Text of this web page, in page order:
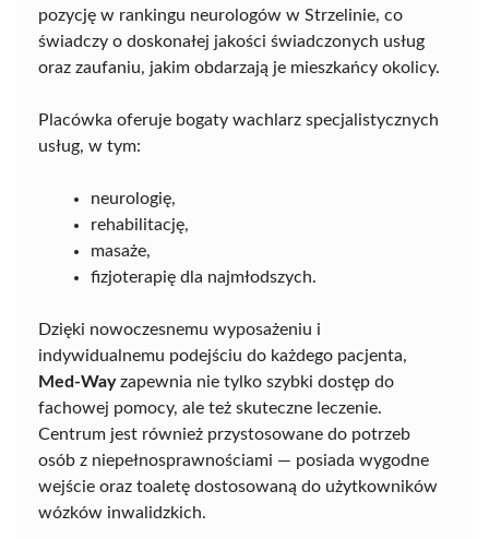
pozycję w rankingu neurologów w Strzelinie, co
świadczy o doskonałej jakości świadczonych usług
oraz zaufaniu, jakim obdarzają je mieszkańcy okolicy.
Placówka oferuje bogaty wachlarz specjalistycznych
usług, w tym:
neurologię,
rehabilitację,
masaże,
fizjoterapię dla najmłodszych.
Dzięki nowoczesnemu wyposażeniu i
indywidualnemu podejściu do każdego pacjenta,
Med-Wayzapewnia nie tylko szybki dostęp do
fachowej pomocy, ale też skuteczne leczenie.
Centrum jest również przystosowane do potrzeb
osób z niepełnosprawnościami — posiada wygodne
wejście oraz toaletę dostosowaną do użytkowników
wózków inwalidzkich.